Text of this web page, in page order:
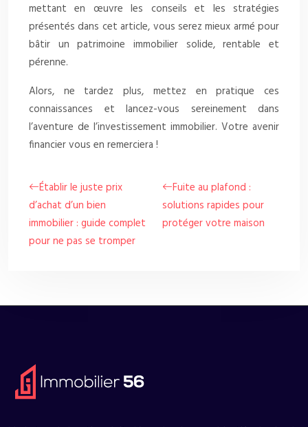
mettant en œuvre les conseils et les stratégies
présentés dans cet article, vous serez mieux armé pour
bâtir un patrimoine immobilier solide, rentable et
pérenne.
Alors, ne tardez plus, mettez en pratique ces
connaissances et lancez-vous sereinement dans
l’aventure de l’investissement immobilier. Votre avenir
financier vous en remerciera !
Établir le juste prix
d’achat d’un bien
immobilier : guide complet
pour ne pas se tromper
Fuite au plafond :
solutions rapides pour
protéger votre maison